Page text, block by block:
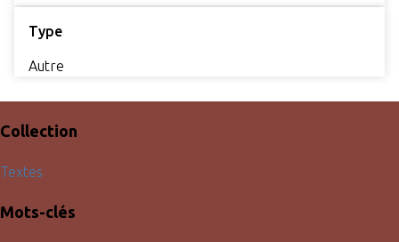
Type
Autre
Collection
Textes
Mots-clés